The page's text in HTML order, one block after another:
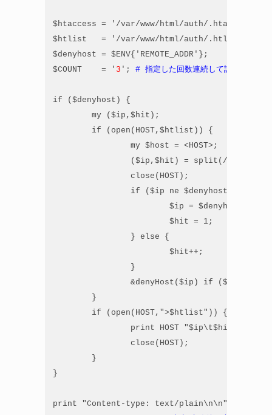
$htaccess = '/var/www/html/auth/.htaccess';
$htlist   = '/var/www/html/auth/.htlist';
$denyhost = $ENV{'REMOTE_ADDR'};
$COUNT    = ' 3 '; # 指定した回数連続して認証失敗す
if ($denyhost) {
        my ($ip,$hit);
        if (open(HOST,$htlist)) {
                my $host = <HOST>;
($ip,$hit) = split(/\t/,
                close(HOST);
                if ($ip ne $denyhost) {
                        $ip = $denyhost;
                        $hit = 1;
                } else {
                        $hit++;
                }
&denyHost($ip) if ($hit >=
        }
        if (open(HOST,">$htlist")) {
                print HOST "$ip\t$hit";
                close(HOST);
        }
}
print "Content-type: text/plain\n\n";